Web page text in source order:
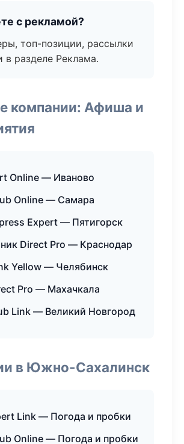
с рекламой?
топ-позиции, рассылки
разделе Реклама.
компании: Афиша и
Online — Иваново
Online — Самара
Expert — Пятигорск
Direct Pro — Краснодар
Yellow — Челябинск
Pro — Махачкала
Link — Великий Новгород
в Южно-Сахалинск
Link — Погода и пробки
Online — Погода и пробки